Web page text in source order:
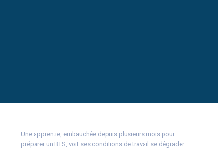
Une apprentie, embauchée depuis plusieurs mois pour
préparer un BTS, voit ses conditions de travail se dégrader